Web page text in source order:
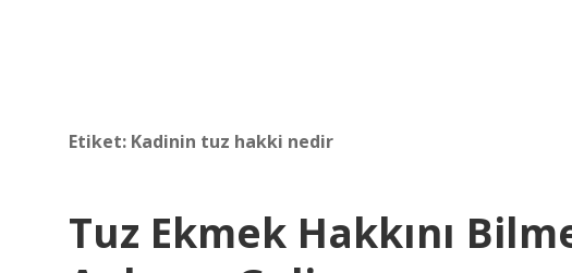
Etiket: Kadinin tuz hakki nedir
Tuz Ekmek Hakkını